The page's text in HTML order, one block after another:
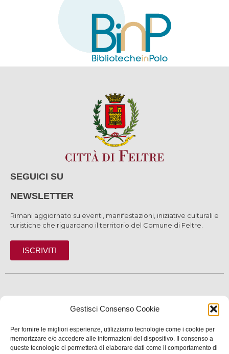
Gestisci Consenso Cookie
Per fornire le migliori esperienze, utilizziamo tecnologie come i cookie per
memorizzare e/o accedere alle informazioni del dispositivo. Il consenso a
queste tecnologie ci permetterà di elaborare dati come il comportamento di
SEGUICI SU
NEWSLETTER
Rimani aggiornato su eventi, manifestazioni, iniziative culturali e
turistiche che riguardano il territorio del Comune di Feltre.
ISCRIVITI
SERVIZI